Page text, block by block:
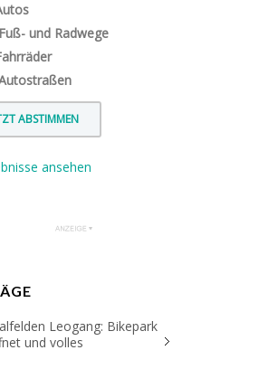
und Radwege
ansehen
Leogang: Bikepark
und volles